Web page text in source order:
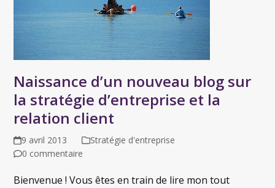
Naissance d’un nouveau blog sur
la stratégie d’entreprise et la
relation client
9 avril 2013
Stratégie d'entreprise
0 commentaire
Bienvenue ! Vous êtes en train de lire mon tout